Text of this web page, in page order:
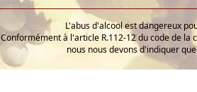
L'abus d'alcool est dangereux
Conformément à l'article R.112-12 du code de la
nous nous devons d'indiquer